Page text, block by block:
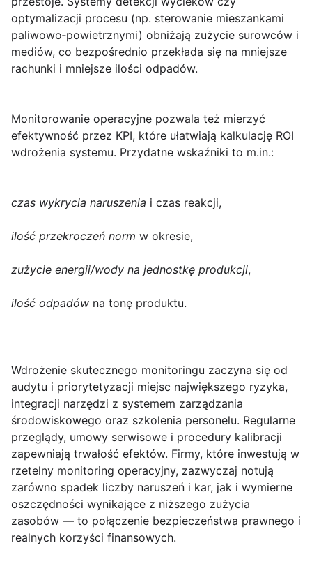
optymalizacji procesu (np. sterowanie mieszankami
paliwowo‑powietrznymi) obniżają zużycie surowców i
mediów, co bezpośrednio przekłada się na mniejsze
rachunki i mniejsze ilości odpadów.
Monitorowanie operacyjne pozwala też mierzyć
efektywność przez KPI, które ułatwiają kalkulację ROI
wdrożenia systemu. Przydatne wskaźniki to m.in.:
czas wykrycia naruszenia i czas reakcji,
ilość przekroczeń norm w okresie,
zużycie energii/wody na jednostkę produkcji,
ilość odpadów na tonę produktu.
Wdrożenie skutecznego monitoringu zaczyna się od
audytu i priorytetyzacji miejsc największego ryzyka,
integracji narzędzi z systemem zarządzania
środowiskowego oraz szkolenia personelu. Regularne
przeglądy, umowy serwisowe i procedury kalibracji
zapewniają trwałość efektów. Firmy, które inwestują w
rzetelny monitoring operacyjny, zazwyczaj notują
zarówno spadek liczby naruszeń i kar, jak i wymierne
oszczędności wynikające z niższego zużycia
zasobów — to połączenie bezpieczeństwa prawnego i
realnych korzyści finansowych.